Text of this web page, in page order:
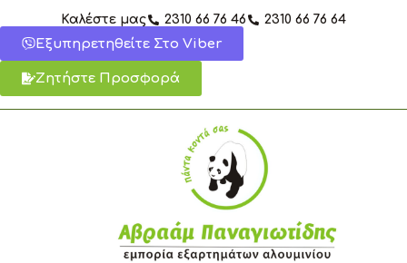
στο
περιεχόμενο
Καλέστε μας 2310 66 76 46 2310 66 76 64
Εξυπηρετηθείτε Στο Viber
Ζητήστε Προσφορά